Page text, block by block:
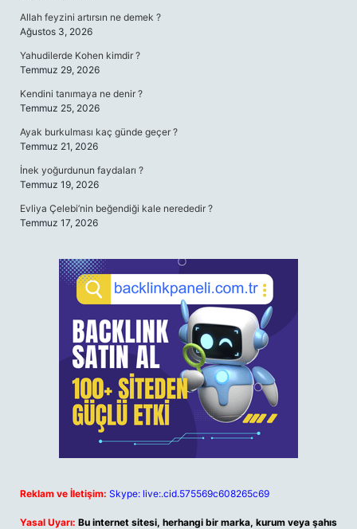
Allah feyzini artırsın ne demek ?
Ağustos 3, 2026
Yahudilerde Kohen kimdir ?
Temmuz 29, 2026
Kendini tanımaya ne denir ?
Temmuz 25, 2026
Ayak burkulması kaç günde geçer ?
Temmuz 21, 2026
İnek yoğurdunun faydaları ?
Temmuz 19, 2026
Evliya Çelebi’nin beğendiği kale nerededir ?
Temmuz 17, 2026
Reklam ve İletişim: Skype: live:.cid.575569c608265c69
Yasal Uyarı: Bu internet sitesi, herhangi bir marka, kurum veya şahıs